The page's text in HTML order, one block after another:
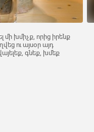
մի խմիչք, որից իրենք
ու այսօր այդ
գնեք, խմեք